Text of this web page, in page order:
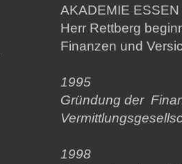
AKADEMIE ESSEN
Herr Rettberg
Finanzen und
1995
Gründung der
1998